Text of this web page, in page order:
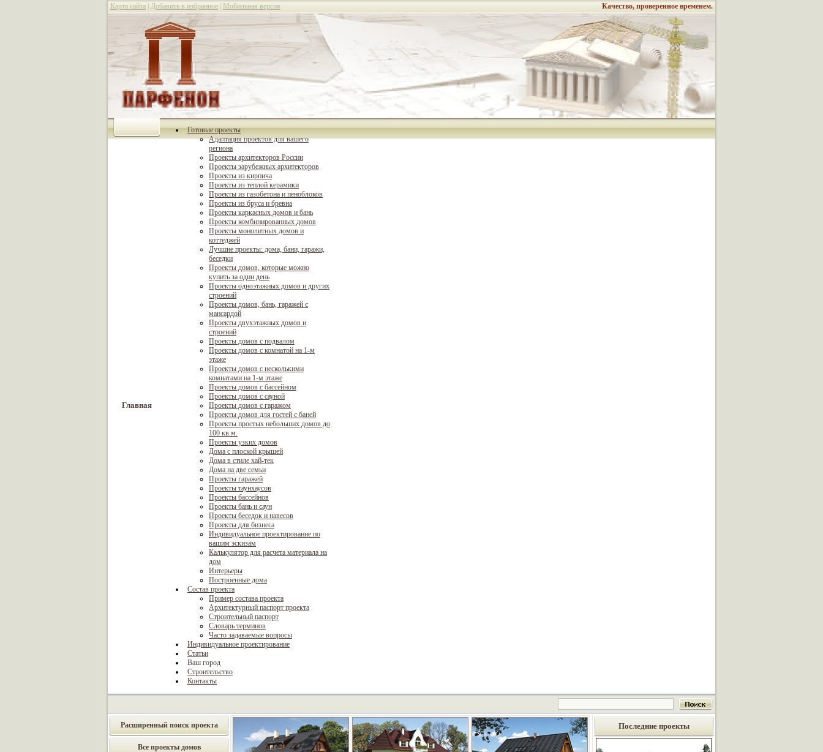
Карта сайта Добавить в избранное Мобильная версия Качество, проверенное временем.
Главная
Готовые проекты
Адаптация проектов для вашего
региона
Проекты архитекторов России
Проекты зарубежных архитекторов
Проекты из кирпича
Проекты из теплой керамики
Проекты из газобетона и пеноблоков
Проекты из бруса и бревна
Проекты каркасных домов и бань
Проекты комбинированных домов
Проекты монолитных домов и
коттеджей
Лучшие проекты: дома, бани, гаражи,
беседки
Проекты домов, которые можно
купить за один день
Проекты одноэтажных домов и других
строений
Проекты домов, бань, гаражей с
мансардой
Проекты двухэтажных домов и
строений
Проекты домов с подвалом
Проекты домов с комнатой на 1-м
этаже
Проекты домов с несколькими
комнатами на 1-м этаже
Проекты домов с бассейном
Проекты домов с сауной
Проекты домов с гаражом
Проекты домов для гостей с баней
Проекты простых небольших домов до
100 кв.м.
Проекты узких домов
Дома с плоской крышей
Дома в стиле хай-тек
Дома на две семьи
Проекты гаражей
Проекты таунхаусов
Проекты бассейнов
Проекты бань и саун
Проекты беседок и навесов
Проекты для бизнеса
Индивидуальное проектирование по
вашим эскизам
Калькулятор для расчета материала на
дом
Интерьеры
Построенные дома
Состав проекта
Пример состава проекта
Архитектурный паспорт проекта
Строительный паспорт
Словарь терминов
Часто задаваемые вопросы
Индивидуальное проектирование
Статьи
Ваш город
Строительство
Контакты
Расширенный поиск проекта
Все проекты домов
Последние проекты